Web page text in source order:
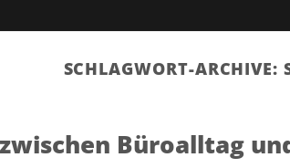
SCHLAGWORT-ARCHIVE:
Büroalltag